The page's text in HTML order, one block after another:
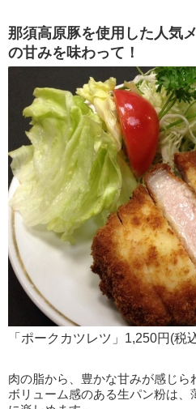
那須高原豚を使用した人気
の甘みを味わって！
「ポークカツレツ」1,250円(税
肉の脂から、豊かな甘みが感じら
ボリューム感のある生パン粉は